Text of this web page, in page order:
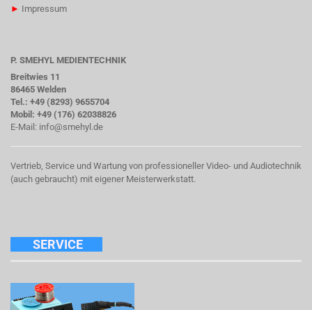
► Impressum
P. SMEHYL MEDIENTECHNIK
Breitwies 11
86465 Welden
Tel.: +49 (8293) 9655704
Mobil: +49 (176) 62038826
E-Mail: info@smehyl.de
Vertrieb, Service und Wartung von professioneller Video- und Audiotechnik
(auch gebraucht) mit eigener Meisterwerkstatt.
SERVICE